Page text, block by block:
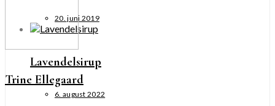
20. juni 2019
Lavendelsirup
6. august 2022
Trine Ellegaard